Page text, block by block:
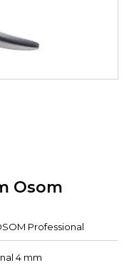
Osom
Professional
4 mm